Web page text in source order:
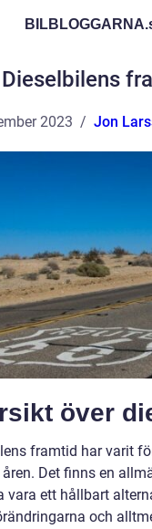
BILBLOGGARNA.
Dieselbilens
2023 Jon
över
framtid har varit
Det finns en
vara ett hållbart
och